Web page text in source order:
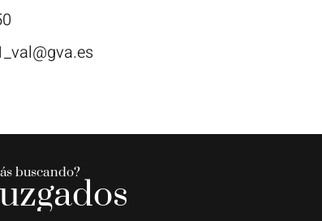
buscando?